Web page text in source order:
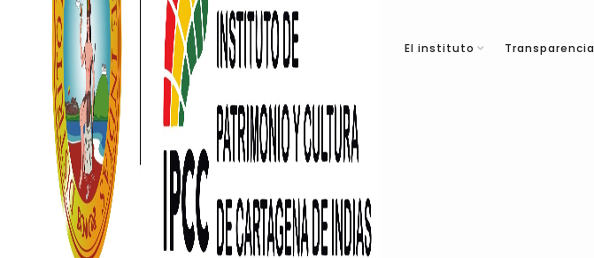
El instituto Transparencia